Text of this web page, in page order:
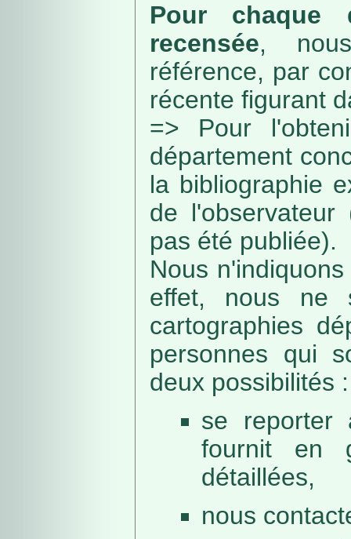
Pour chaque
recensée,
référence, par
récente figurant
=> Pour
département
la bibliographie
de
pas été publiée).
Nous
effet, nous ne
cartographies
personnes qui
deux possibilités :
se reporter
fournit en
détaillées,
nous